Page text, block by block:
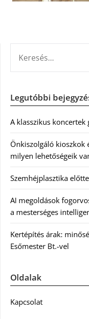
Legutóbbi
A klasszikus
Önkiszolgáló kioszkok
milyen lehetőségeik
Szemhéjplasztika
AI megoldások
a mesterséges
Kertépítés árak:
Esőmester Bt.-vel
Oldalak
Kapcsolat